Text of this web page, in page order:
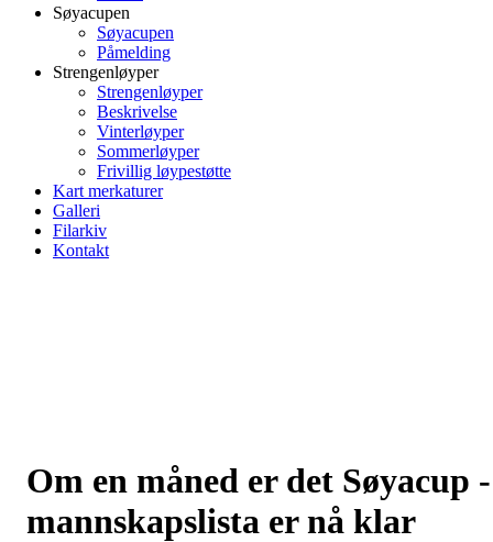
Søyacupen
Søyacupen
Påmelding
Strengenløyper
Strengenløyper
Beskrivelse
Vinterløyper
Sommerløyper
Frivillig løypestøtte
Kart merkaturer
Galleri
Filarkiv
Kontakt
Om en måned er det Søyacup -
mannskapslista er nå klar